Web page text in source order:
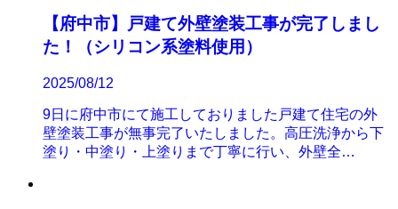
【府中市】戸建て外壁塗装工事が完了しまし
た！（シリコン系塗料使用）
2025/08/12
9日に府中市にて施工しておりました戸建て住宅の外
壁塗装工事が無事完了いたしました。高圧洗浄から下
塗り・中塗り・上塗りまで丁寧に行い、外壁全…